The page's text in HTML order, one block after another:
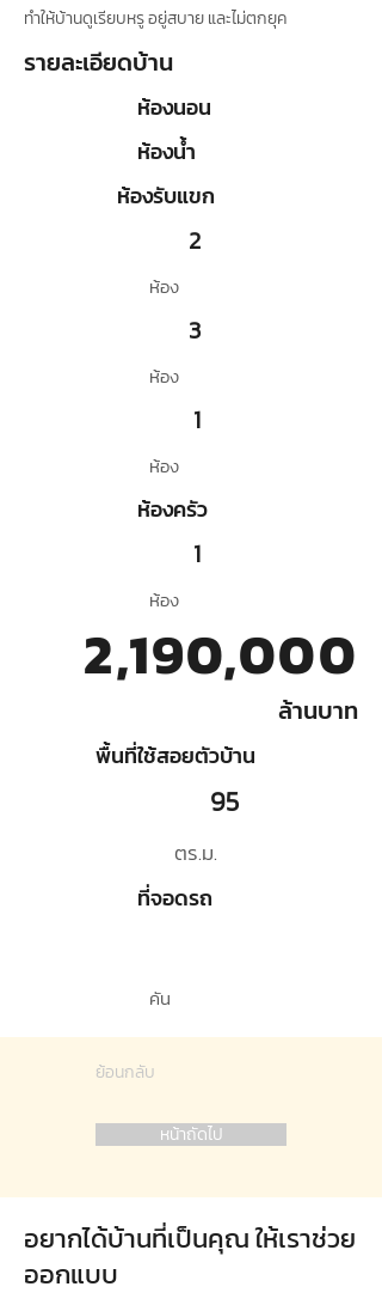
ทำให้บ้านดูเรียบหรู อยู่สบาย และไม่ตกยุค
รายละเอียดบ้าน
ห้องนอน
ห้องน้ำ
ห้องรับแขก
2
ห้อง
3
ห้อง
1
ห้อง
ห้องครัว
1
ห้อง
2,190,000
ล้านบาท
พื้นที่ใช้สอยตัวบ้าน
95
ตร.ม.
ที่จอดรถ
คัน
ย้อนกลับ
หน้าถัดไป
อยากได้บ้านที่เป็นคุณ ให้เราช่วย
ออกแบบ